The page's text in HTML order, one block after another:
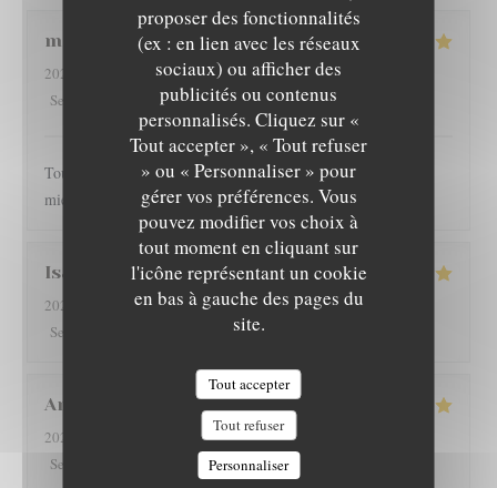
proposer des fonctionnalités
(ex : en lien avec les réseaux
sociaux) ou afficher des
publicités ou contenus
personnalisés. Cliquez sur «
Tout accepter », « Tout refuser
» ou « Personnaliser » pour
gérer vos préférences. Vous
pouvez modifier vos choix à
tout moment en cliquant sur
l'icône représentant un cookie
en bas à gauche des pages du
site.
Tout accepter
Tout refuser
Personnaliser
martine R
2026-08-01
- 20:00 - Couverts 2
Service
Ambiance:5/5 Cuisine:5/5 Qualité / Prix
Toujours très bien servi et un régal pour les papilles il y a pas
mieux sur Grenoble rapport qualité-prix
Isabelle G
2026-08-01
- 12:15 - Couverts 4
Service
Cuisine
Arnaud
2026-07-30
- 19:30 - Couverts 2
Service
5/5 Cuisine:5
L'EPICURIEN